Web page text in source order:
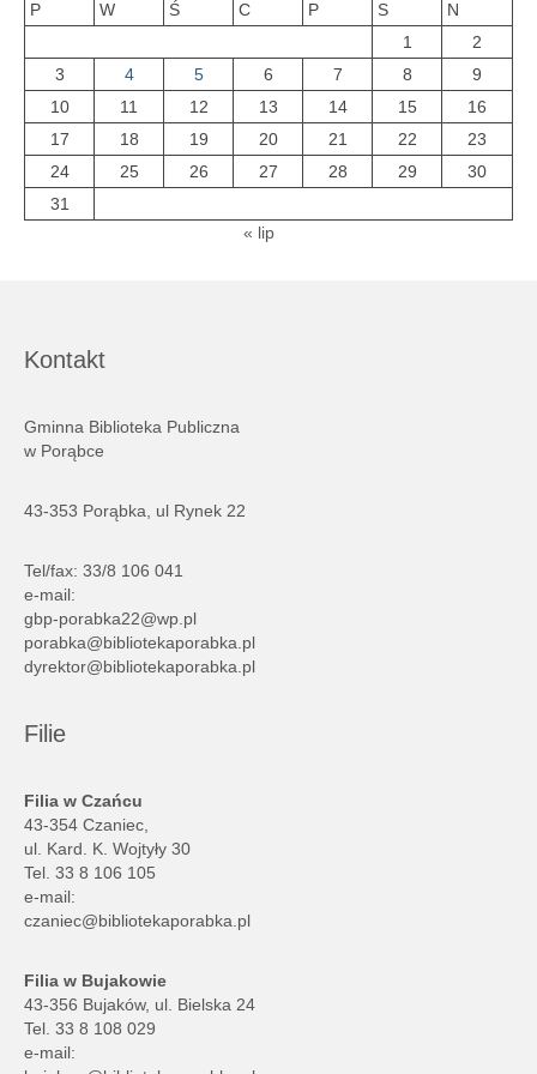
P
W Ś C P S
N
1
2
3
4 5 6 7 8
9
10
11 12 13 14 15
16
17
18 19 20 21 22
23
24
25 26 27 28 29
30
31
« lip
Kontakt
Gminna Biblioteka Publiczna
w Porąbce
43-353 Porąbka, ul Rynek 22
Tel/fax: 33/8 106 041
e-mail:
gbp-porabka22@wp.pl
porabka@bibliotekaporabka.pl
dyrektor@bibliotekaporabka.pl
Filie
Filia w Czańcu
43-354 Czaniec,
ul. Kard. K. Wojtyły 30
Tel. 33 8 106 105
e-mail:
czaniec@bibliotekaporabka.pl
Filia w Bujakowie
43-356 Bujaków, ul. Bielska 24
Tel. 33 8 108 029
e-mail: